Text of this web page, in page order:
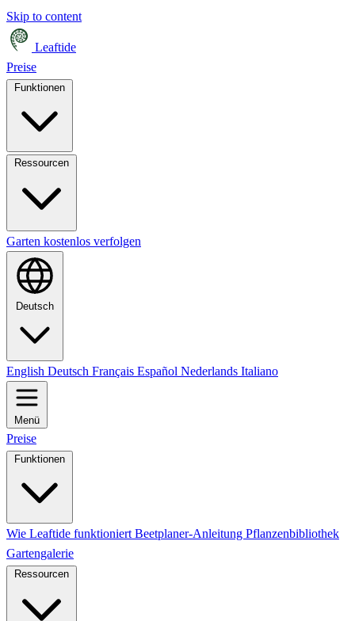
Skip to content
Leaftide
Preise
Garten kostenlos verfolgen
Deutsch
English Deutsch Français Español Nederlands Italiano
Menü
Preise
Funktionen
Wie Leaftide funktioniert Beetplaner-Anleitung Pflanzenbibliothek
Gartengalerie
Ressourcen